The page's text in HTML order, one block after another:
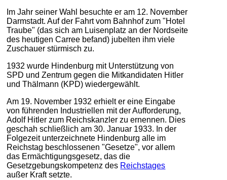
Im Jahr seiner Wahl besuchte er am 12. November
Darmstadt. Auf der Fahrt vom Bahnhof zum "Hotel
Traube" (das sich am Luisenplatz an der Nordseite
des heutigen Carree befand) jubelten ihm viele
Zuschauer stürmisch zu.
1932 wurde Hindenburg mit Unterstützung von
SPD und Zentrum gegen die Mitkandidaten Hitler
und Thälmann (KPD) wiedergewählt.
Am 19. November 1932 erhielt er eine Eingabe
von führenden Industriellen mit der Aufforderung,
Adolf Hitler zum Reichskanzler zu ernennen. Dies
geschah schließlich am 30. Januar 1933. In der
Folgezeit unterzeichnete Hindenburg alle im
Reichstag beschlossenen "Gesetze", vor allem
das Ermächtigungsgesetz, das die
Gesetzgebungskompetenz des Reichstages
außer Kraft setzte.